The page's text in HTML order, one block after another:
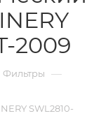
2009
Фильтры —
SWL2810-